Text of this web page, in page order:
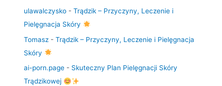
ulawalczysko -Trądzik – Przyczyny, Leczenie i
Pielęgnacja Skóry
Tomasz -Trądzik – Przyczyny, Leczenie i Pielęgnacja
Skóry
ai-porn.page - Skuteczny Plan Pielęgnacji Skóry
Trądzikowej